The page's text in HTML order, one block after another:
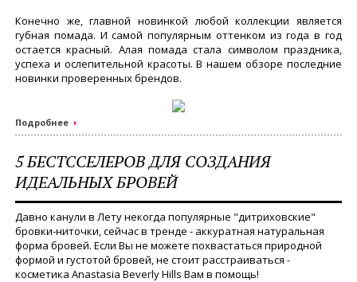
Конечно же, главной новинкой любой коллекции является
губная помада. И самой популярным оттенком из года в год
остается красный. Алая помада стала символом праздника,
успеха и ослепительной красоты. В нашем обзоре последние
новинки проверенных брендов.
Подробнее
5 БЕСТССЕЛЕРОВ ДЛЯ СОЗДАНИЯ
ИДЕАЛЬНЫХ БРОВЕЙ
Давно канули в Лету некогда популярные "дитриховские"
бровки-ниточки, сейчас в тренде - аккуратная натуральная
форма бровей. Если Вы не можете похвастаться природной
формой и густотой бровей, не стоит расстраиваться -
косметика Anastasia Beverly Hills Вам в помощь!